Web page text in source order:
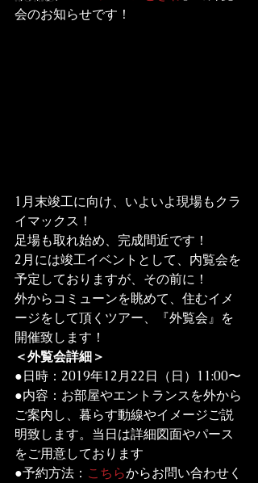
会のお知らせです！
1月末竣工に向け、いよいよ現場もクラ
イマックス！
足場も取れ始め、完成間近です！
2月には竣工イベントとして、内覧会を
予定しておりますが、その前に！
外からコミューンを眺めて、住むイメ
ージをして頂くツアー、『外覧会』を
開催致します！
＜外覧会詳細＞
●日時：2019年12月22日（日）11:00〜
●内容：お部屋やエントランスを外から
ご案内し、暮らす動線やイメージご説
明致します。当日は詳細図面やパース
をご用意しております
●予約方法： こちらからお問い合わせく